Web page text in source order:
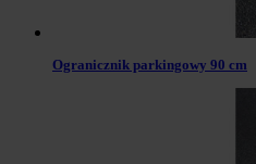
Ogranicznik parkingowy 90 cm